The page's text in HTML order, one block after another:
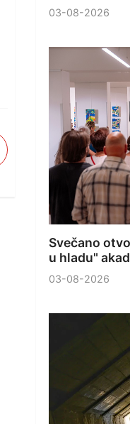
03-08-2026
Svečano
u hladu"
03-08-2026